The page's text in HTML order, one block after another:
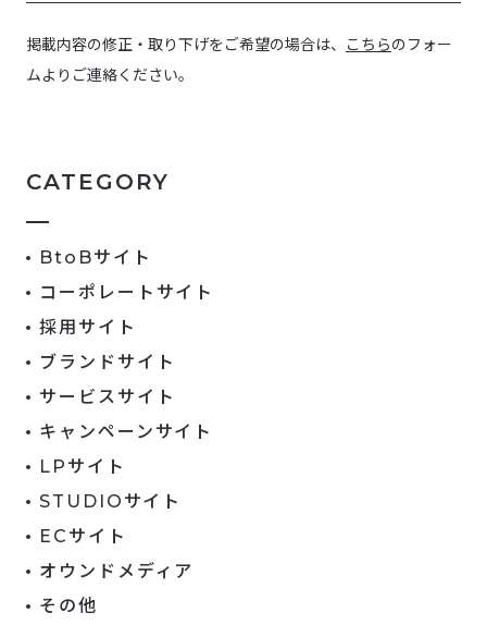
掲載内容の修正・取り下げをご希望の場合は、 こちらのフォー
ムよりご連絡ください。
CATEGORY
BtoBサイト
コーポレートサイト
採用サイト
ブランドサイト
サービスサイト
キャンペーンサイト
LPサイト
STUDIOサイト
ECサイト
オウンドメディア
その他